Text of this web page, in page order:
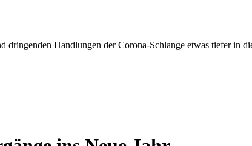
Handlungen der Corona-Schlange etwas tiefer in